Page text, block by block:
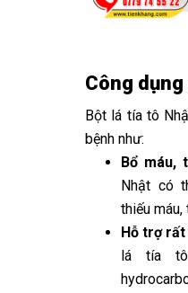
Công
Bột lá tía tô
bệnh như:
Bổ máu,
Nhật có
thiếu
Hỗ trợ
lá tía